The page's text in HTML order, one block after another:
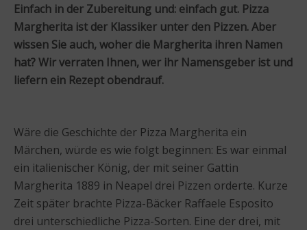
Einfach in der Zubereitung und: einfach gut. Pizza
Margherita ist der Klassiker unter den Pizzen. Aber
wissen Sie auch, woher die Margherita ihren Namen
hat? Wir verraten Ihnen, wer ihr Namensgeber ist und
liefern ein Rezept obendrauf.
Wäre die Geschichte der Pizza Margherita ein
Märchen, würde es wie folgt beginnen: Es war einmal
ein italienischer König, der mit seiner Gattin
Margherita 1889 in Neapel drei Pizzen orderte. Kurze
Zeit später brachte Pizza-Bäcker Raffaele Esposito
drei unterschiedliche Pizza-Sorten. Eine der drei, mit